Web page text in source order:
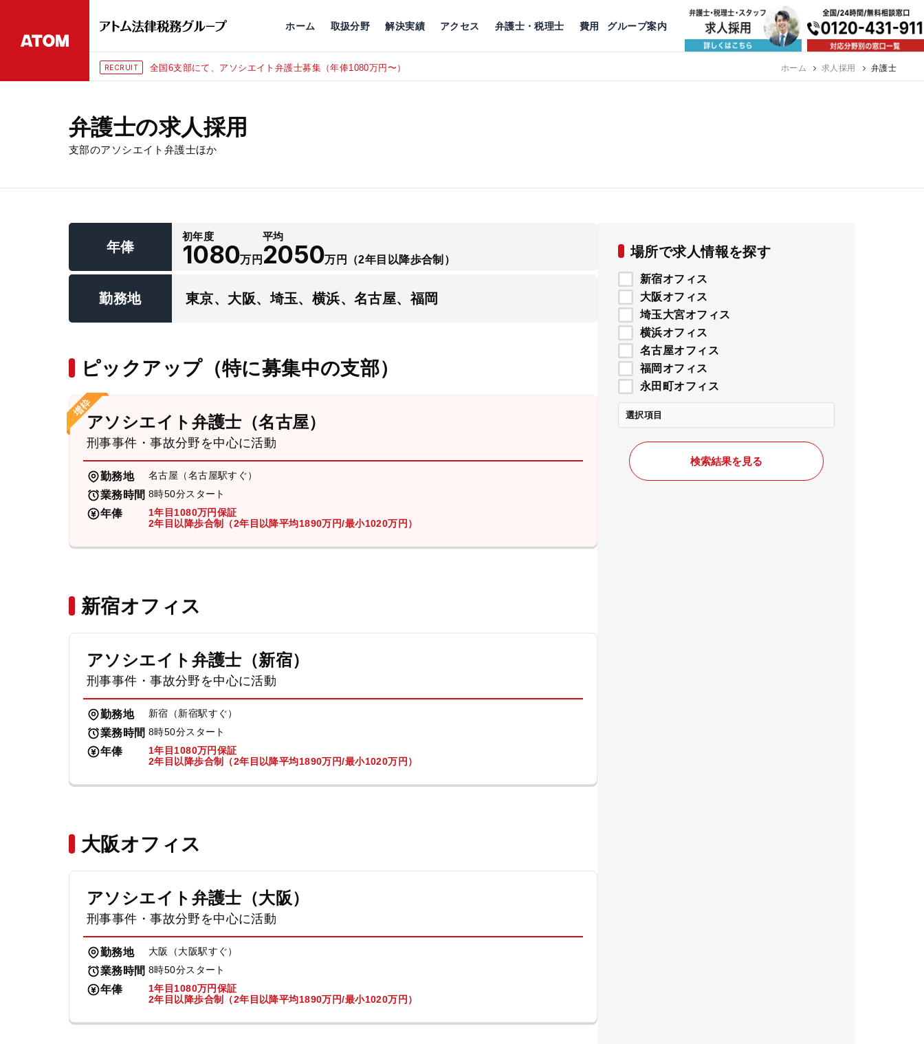
ホーム 取扱分野
公益活動
解決実績 アクセス
京都 神戸 福岡
弁護士・税理士 費用 グループ案内
RECRUIT 全国6支部にて、アソシエイト弁護士募集（年俸1080万円〜）
弁護士の求人採用
支部のアソシエイト弁護士ほか
場所で求人情報を探す
新宿オフィス
大阪オフィス
埼玉大宮オフィス
横浜オフィス
名古屋オフィス
福岡オフィス
永田町オフィス
選択項目
検索結果を見る
年俸
初年度
1080万円
平均
2050万円 （2年目以降歩合制）
勤務地 東京、大阪、埼玉、横浜、名古屋、福岡
ピックアップ（特に募集中の支部）
アソシエイト弁護士（名古屋）
刑事事件・事故分野を中心に活動
勤務地 名古屋（名古屋駅すぐ）
業務時間 8時50分スタート
年俸
1年目1080万円保証
2年目以降歩合制（2年目以降平均1890万円/最小1020万円）
新宿オフィス
アソシエイト弁護士（新宿）
刑事事件・事故分野を中心に活動
勤務地 新宿（新宿駅すぐ）
業務時間 8時50分スタート
年俸
1年目1080万円保証
2年目以降歩合制（2年目以降平均1890万円/最小1020万円）
大阪オフィス
アソシエイト弁護士（大阪）
刑事事件・事故分野を中心に活動
勤務地 大阪（大阪駅すぐ）
業務時間 8時50分スタート
年俸
1年目1080万円保証
2年目以降歩合制（2年目以降平均1890万円/最小1020万円）
ホーム 求人採用 弁護士